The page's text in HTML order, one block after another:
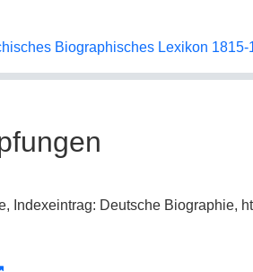
Biographisches Lexikon 1815-
Indexeintrag: Deutsche Biographie,